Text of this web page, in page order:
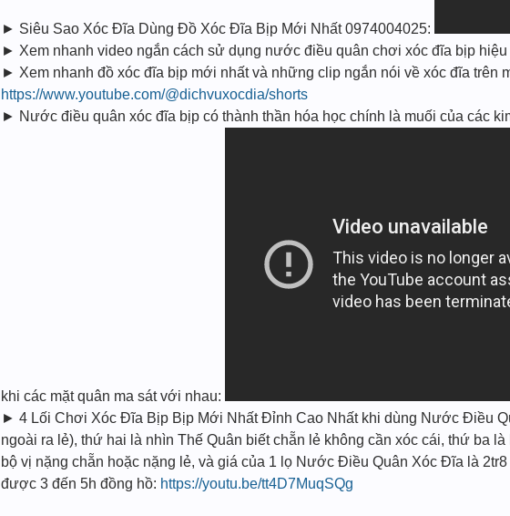
► Siêu Sao Xóc Đĩa Dùng Đồ Xóc Đĩa Bịp Mới Nhất 0974004025:
► Xem nhanh video ngắn cách sử dụng nước điều quân chơi xóc đĩa bịp hiệu
► Xem nhanh đồ xóc đĩa bịp mới nhất và những clip ngắn nói về xóc đĩa trên
https://www.youtube.com/@dichvuxocdia/shorts
► Nước điều quân xóc đĩa bịp có thành thần hóa học chính là muối của các
khi các mặt quân ma sát với nhau:
► 4 Lối Chơi Xóc Đĩa Bịp Bịp Mới Nhất Đỉnh Cao Nhất khi dùng Nước Điều
ngoài ra lẻ), thứ hai là nhìn Thế Quân biết chẵn lẻ không cần xóc cái, thứ ba
bộ vị nặng chẵn hoặc nặng lẻ, và giá của 1 lọ Nước Điều Quân Xóc Đĩa là
được 3 đến 5h đồng hồ: https://youtu.be/tt4D7MuqSQg